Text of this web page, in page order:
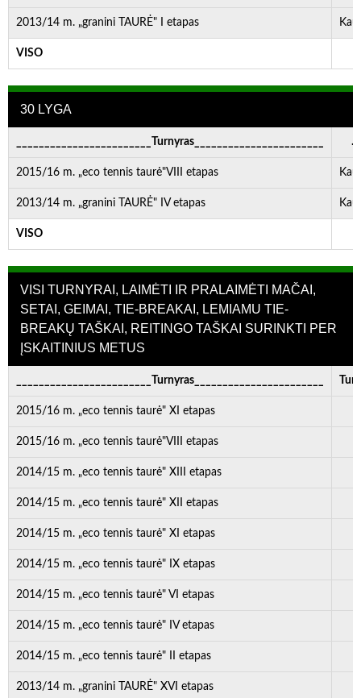
2013/14 m. „granini TAURĖ" I etapas
VISO
30 LYGA
________________________Turnyras_______________________ . .
2015/16 m. „eco tennis taurė"VIII etapas
2013/14 m. „granini TAURĖ" IV etapas
VISO
VISI TURNYRAI, LAIMĖTI IR PRALAIMĖTI MAČAI,
SETAI, GEIMAI, TIE-BREAKAI, LEMIAMU TIE-
BREAKŲ TAŠKAI, REITINGO TAŠKAI SURINKTI PER
ĮSKAITINIUS METUS
________________________Turnyras_______________________
2015/16 m. „eco tennis taurė" XI etapas
2015/16 m. „eco tennis taurė"VIII etapas
2014/15 m. „eco tennis taurė" XIII etapas
2014/15 m. „eco tennis taurė" XII etapas
2014/15 m. „eco tennis taurė" XI etapas
2014/15 m. „eco tennis taurė" IX etapas
2014/15 m. „eco tennis taurė" VI etapas
2014/15 m. „eco tennis taurė" IV etapas
2014/15 m. „eco tennis taurė" II etapas
2013/14 m. „granini TAURĖ" XVI etapas